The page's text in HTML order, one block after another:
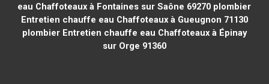
eau Chaffoteaux à Fontaines sur Saône 69270 plombier
Entretien chauffe eau Chaffoteaux à Gueugnon 71130
plombier Entretien chauffe eau Chaffoteaux à Épinay
sur Orge 91360